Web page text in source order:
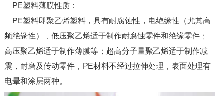
PE塑料薄膜性质：
PE塑料即聚乙烯塑料，具有耐腐蚀性，电绝缘性（尤其高
频绝缘性），低压聚乙烯适于制作耐腐蚀零件和绝缘零件；
高压聚乙烯适于制作薄膜等；超高分子量聚乙烯适于制作减
震，耐磨及传动零件，PE材料不经过拉伸处理，表面处理有
电晕和涂层两种。